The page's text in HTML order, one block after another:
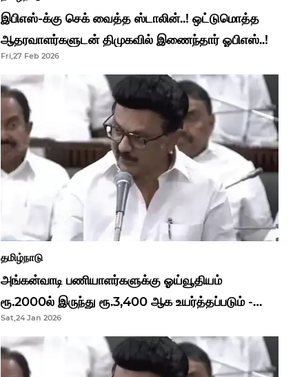
இபிஎஸ்-க்கு செக் வைத்த ஸ்டாலின்..! ஒட்டுமொத்த
ஆதரவாளர்களுடன் திமுகவில் இணைந்தார் ஓபிஎஸ்..!
Fri,27 Feb 2026
தமிழ்நாடு
அங்கன்வாடி பணியாளர்களுக்கு ஓய்வூதியம்
ரூ.2000ல் இருந்து ரூ.3,400 ஆக உயர்த்தப்படும் -
முதல்வர் மு.க.ஸ்டாலின்..!
Sat,24 Jan 2026